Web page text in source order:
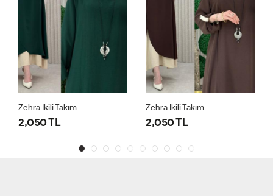
Zehra İkili Takım
2,050 TL
Zehra İkili Takım
2,050 TL